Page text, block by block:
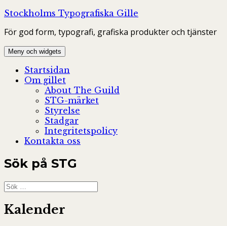
Hoppa
innehåll
Stockholms Typografiska Gille
För god form, typografi, grafiska produkter och tjänster
Meny och widgets
Startsidan
Om gillet
About The Guild
STG-märket
Styrelse
Stadgar
Integritetspolicy
Kontakta oss
Sök på STG
Sök
efter:
Kalender